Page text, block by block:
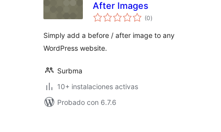
After Images
(0total
de
)
Simply add a before / after image to any
WordPress website.
Surbma
10+ instalaciones activas
Probado con 6.7.6